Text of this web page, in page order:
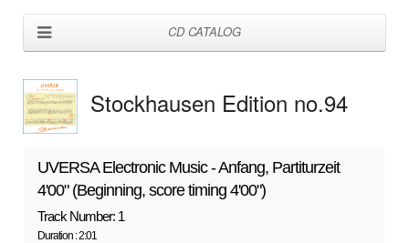
CD CATALOG
Stockhausen Edition no.94
UVERSA Electronic Music - Anfang, Partiturzeit
4'00" (Beginning, score timing 4'00")
Track Number: 1
Duration : 2:01